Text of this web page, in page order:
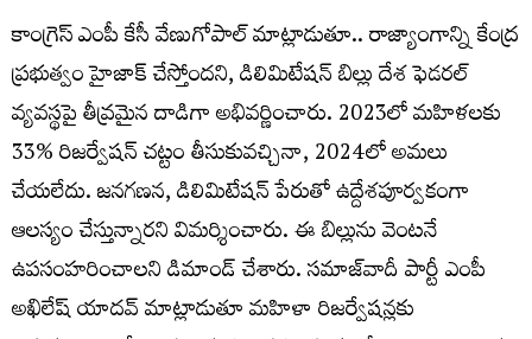
కాంగ్రెస్ ఎంపీ కేసీ వేణుగోపాల్ మాట్లాడుతూ.. రాజ్యాంగాన్ని కేంద్ర
ప్రభుత్వం హైజాక్‌ చేస్తోందని, డిలిమిటేషన్ బిల్లు దేశ ఫెడరల్
వ్యవస్థపై తీవ్రమైన దాడిగా అభివర్ణించారు. 2023లో మహిళలకు
33% రిజర్వేషన్ చట్టం తీసుకువచ్చినా, 2024లో అమలు
చేయలేదు. జనగణన, డిలిమిటేషన్ పేరుతో ఉద్దేశపూర్వకంగా
ఆలస్యం చేస్తున్నారని విమర్శించారు. ఈ బిల్లును వెంటనే
ఉపసంహరించాలని డిమాండ్ చేశారు. సమాజ్‌వాదీ పార్టీ ఎంపీ
అఖిలేష్ యాదవ్ మాట్లాడుతూ మహిళా రిజర్వేషన్లకు